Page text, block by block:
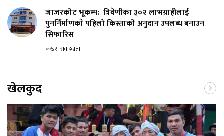
जाजरकोट भूकम्प: त्रिवेणीका ३०२ लाभग्राहीलाई
पुनर्निर्माणकाे पहिलो किस्ताको अनुदान उपलब्ध बनाउन
सिफारिस
कखरा संवाददाता
खेलकुद